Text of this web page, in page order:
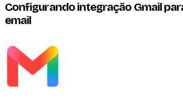
Configurando integração Gmail
email